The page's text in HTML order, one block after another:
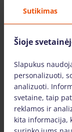
įranga
Sutikimas
Šioje
Slapukus
personalizuoti,
analizuoti.
svetaine, taip
reklamos ir
kita informacija,